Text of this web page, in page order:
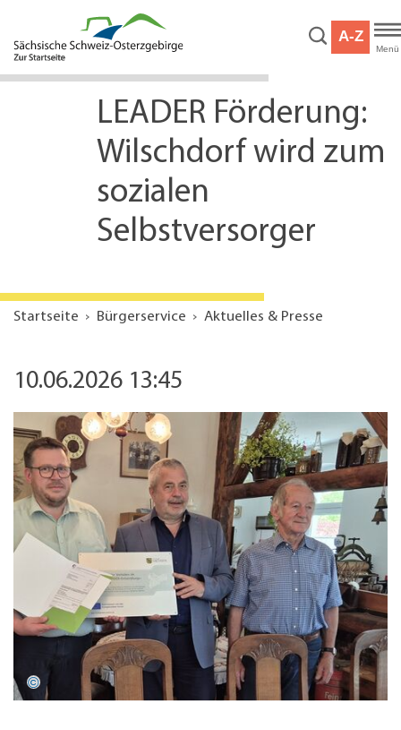
Hauptinhalt
Service
A-Z
Menü
LEADER Förderung:
Wilschdorf wird zum
sozialen
Selbstversorger
Startseite Bürgerservice Aktuelles & Presse
10.06.2026 13:45